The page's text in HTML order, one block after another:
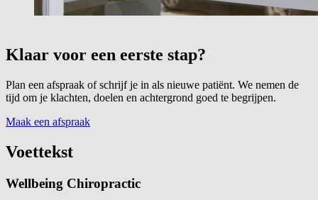
Klaar voor een eerste stap?
Plan een afspraak of schrijf je in als nieuwe patiënt. We nemen de
tijd om je klachten, doelen en achtergrond goed te begrijpen.
Maak een afspraak
Voettekst
Wellbeing Chiropractic